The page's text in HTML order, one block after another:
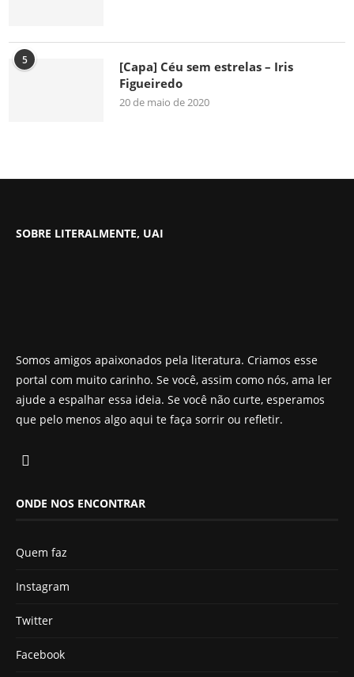
5
[Capa] Céu sem estrelas – Iris
Figueiredo
20 de maio de 2020
SOBRE LITERALMENTE, UAI
Somos amigos apaixonados pela literatura. Criamos esse
portal com muito carinho. Se você, assim como nós, ama ler
ajude a espalhar essa ideia. Se você não curte, esperamos
que pelo menos algo aqui te faça sorrir ou refletir.
ONDE NOS ENCONTRAR
Quem faz
Instagram
Twitter
Facebook